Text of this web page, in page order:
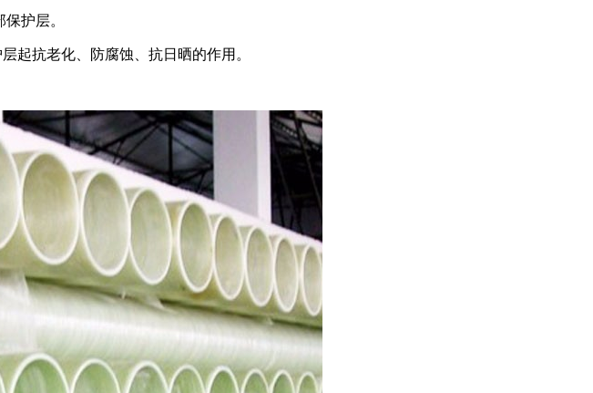
护层。
起抗老化、防腐蚀、抗日晒的作用。